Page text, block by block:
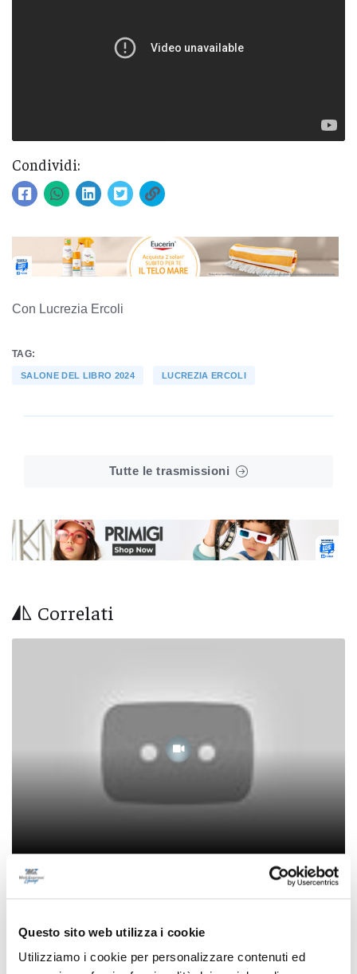
Questo sito web utilizza i cookie
Utilizziamo i cookie per personalizzare contenuti ed
Condividi:
Con Lucrezia Ercoli
TAG:
SALONE DEL LIBRO 2024 LUCREZIA ERCOLI
Tutte le trasmissioni
Correlati
Salone del Libro 2024 - Sibillini Summer
School
21/06/2024